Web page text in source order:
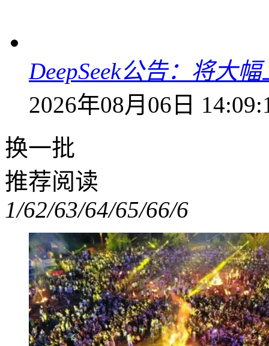
DeepSeek公告：将大
2026年08月06日
换一批
推荐阅读
1/62/63/64/65/66/6